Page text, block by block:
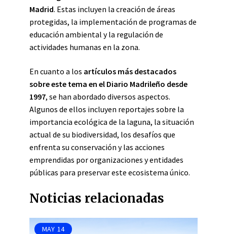
Madrid. Estas incluyen la creación de áreas
protegidas, la implementación de programas de
educación ambiental y la regulación de
actividades humanas en la zona.
En cuanto a los artículos más destacados
sobre este tema en el Diario Madrileño desde
1997, se han abordado diversos aspectos.
Algunos de ellos incluyen reportajes sobre la
importancia ecológica de la laguna, la situación
actual de su biodiversidad, los desafíos que
enfrenta su conservación y las acciones
emprendidas por organizaciones y entidades
públicas para preservar este ecosistema único.
Noticias relacionadas
MAY 14